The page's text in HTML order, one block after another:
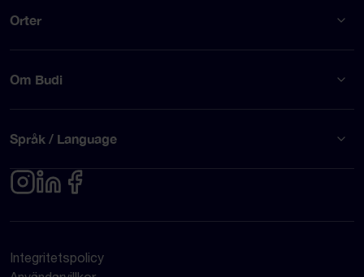
Orter
Om Budi
Språk / Language
Integritetspolicy